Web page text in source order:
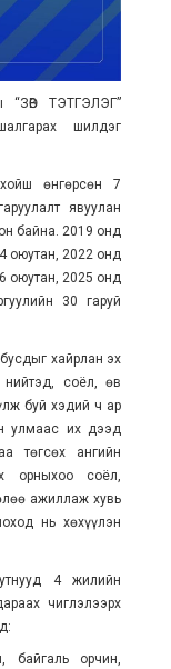
ТЭТГЭЛЭГ”
шилдэг
өнгөрсөн 7
явуулан
байна. 2019 онд
оюутан, 2022 онд
оюутан, 2025 онд
30 гаруй
хайрлан эх
соёл, өв
буй хэдий ч ар
улмаас их дээд
төгсөх ангийн
орныхоо соёл,
ажиллаж хувь
нь хөхүүлэн
4 жилийн
чиглэлээрх
байгаль орчин,